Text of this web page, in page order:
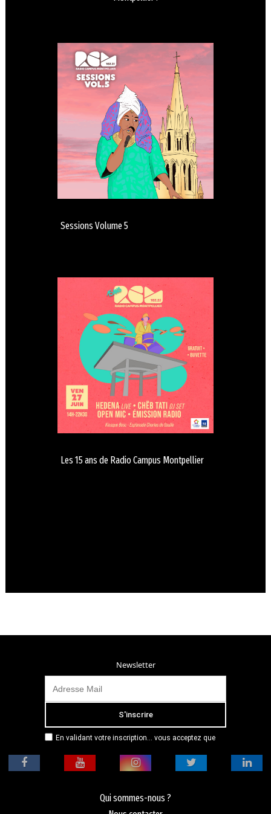
Sessions Volume 5
Les 15 ans de Radio Campus Montpellier
Newsletter
En validant votre inscription... vous acceptez que
adresse email dans le but de vous envoyer
mensuellement sa lettre d’informations. Pour plus
politique de confidentialité.
Qui sommes-nous ?